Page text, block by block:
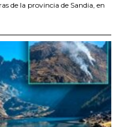
de la provincia de Sandia, en